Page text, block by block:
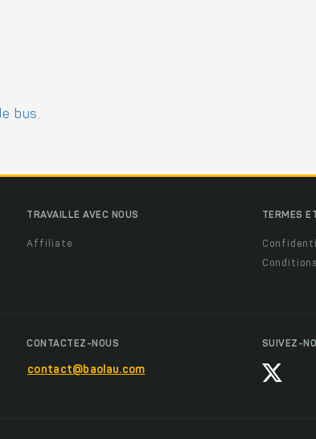
bus.
TRAVAILLE AVEC NOUS
Affiliate
TERMES
CONTACTEZ-NOUS
contact@baolau.com
SUIVEZ-